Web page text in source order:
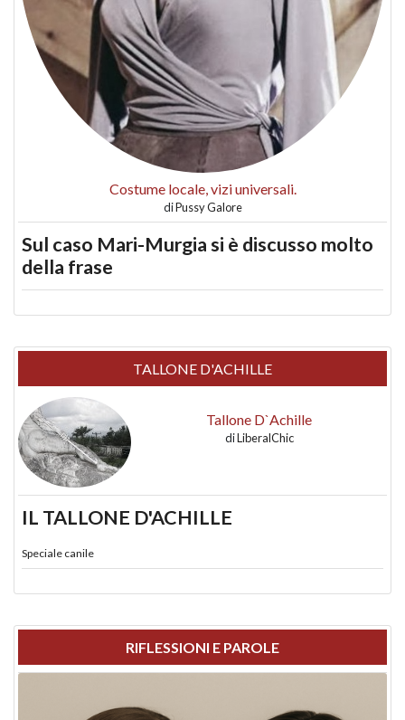
Costume locale, vizi universali.
diPussy Galore
Sul caso Mari-Murgia si è discusso molto
della frase
TALLONE D'ACHILLE
Tallone D`Achille
diLiberalChic
IL TALLONE D'ACHILLE
Speciale canile
RIFLESSIONI E PAROLE